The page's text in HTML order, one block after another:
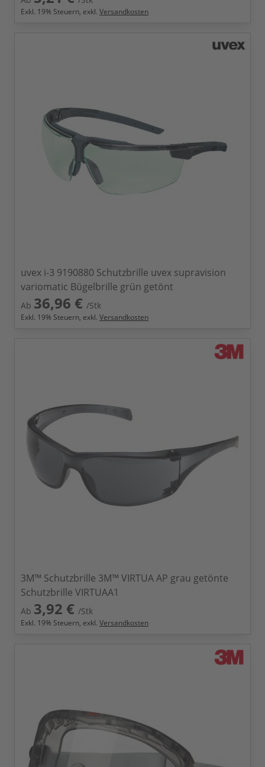
Exkl. 19% Steuern, exkl. Versandkosten
uvex i-3 9190880 Schutzbrille uvex supravision
variomatic Bügelbrille grün getönt
Ab 36,96 € /Stk
Exkl. 19% Steuern, exkl. Versandkosten
3M™ Schutzbrille 3M™ VIRTUA AP grau getönte
Schutzbrille VIRTUAA1
Ab 3,92 € /Stk
Exkl. 19% Steuern, exkl. Versandkosten